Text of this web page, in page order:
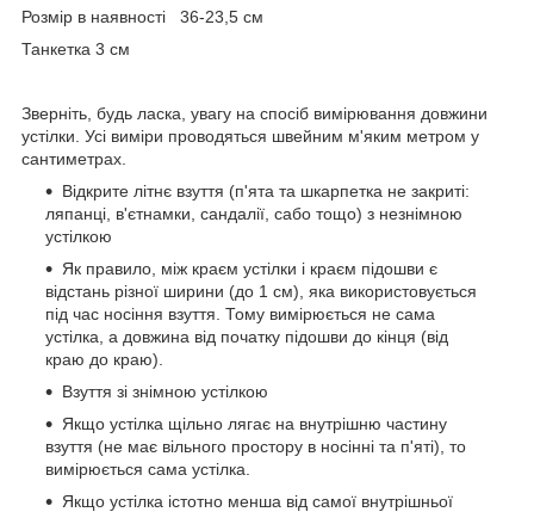
Розмір в наявності 36-23,5 см
Танкетка 3 см
Зверніть, будь ласка, увагу на спосіб вимірювання довжини
устілки. Усі виміри проводяться швейним м'яким метром у
сантиметрах.
Відкрите літнє взуття (п'ята та шкарпетка не закриті:
ляпанці, в'єтнамки, сандалії, сабо тощо) з незнімною
устілкою
Як правило, між краєм устілки і краєм підошви є
відстань різної ширини (до 1 см), яка використовується
під час носіння взуття. Тому вимірюється не сама
устілка, а довжина від початку підошви до кінця (від
краю до краю).
Взуття зі знімною устілкою
Якщо устілка щільно лягає на внутрішню частину
взуття (не має вільного простору в носінні та п'яті), то
вимірюється сама устілка.
Якщо устілка істотно менша від самої внутрішньої